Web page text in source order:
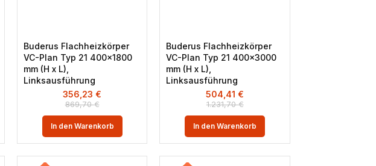
Buderus Flachheizkörper
VC-Plan Typ 21 400×1800
mm (H x L),
Linksausführung
869,70€
356,23 €
In den Warenkorb
Buderus Flachheizkörper
VC-Plan Typ 21 400×3000
mm (H x L),
Linksausführung
1.231,70€
504,41 €
In den Warenkorb